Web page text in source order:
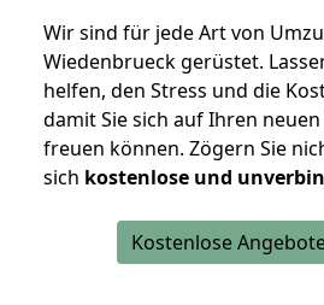
Wir sind für jede Art von
Wiedenbrueck gerüstet.
helfen, den Stress und die
damit Sie sich auf Ihren
freuen können. Zögern Sie
sich kostenlose und
Kostenlose